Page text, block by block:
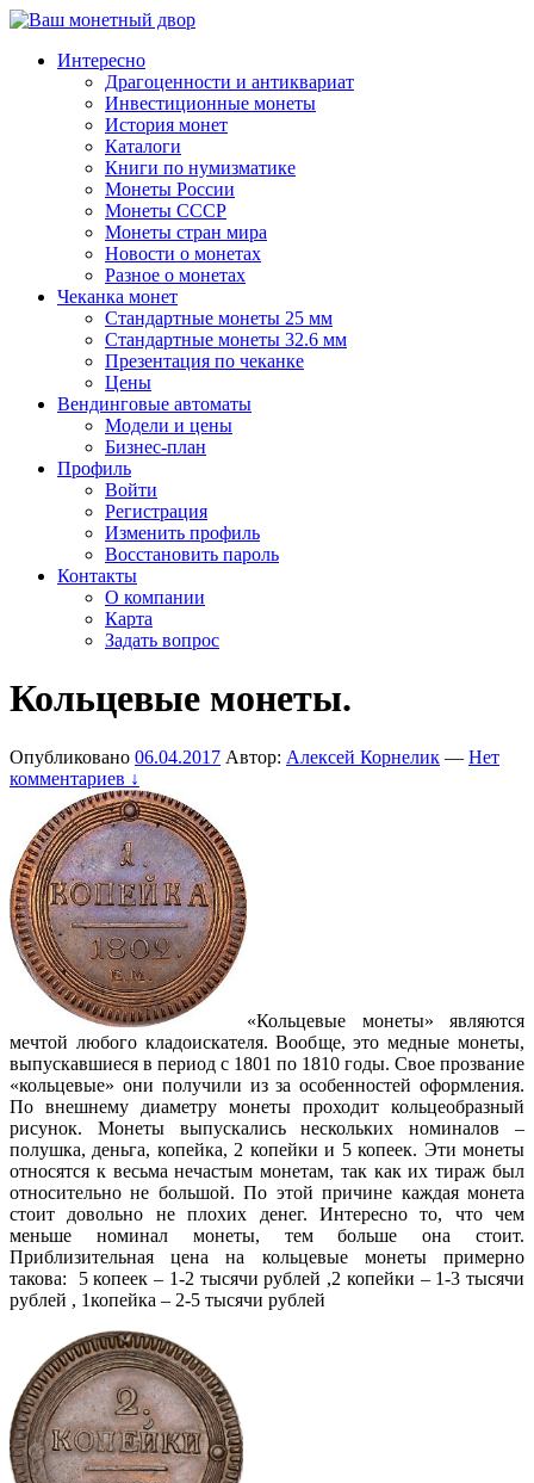
↓
основному
содержимому
Интересно
Драгоценности и антиквариат
Инвестиционные монеты
История монет
Каталоги
Книги по нумизматике
Монеты России
Монеты СССР
Монеты стран мира
Новости о монетах
Разное о монетах
Чеканка монет
Стандартные монеты 25 мм
Стандартные монеты 32.6 мм
Презентация по чеканке
Цены
Вендинговые автоматы
Модели и цены
Бизнес-план
Профиль
Войти
Регистрация
Изменить профиль
Восстановить пароль
Контакты
О компании
Карта
Задать вопрос
Кольцевые монеты.
Опубликовано 06.04.2017 Автор: Алексей Корнелик — Нет
комментариев ↓
«Кольцевые монеты» являются
мечтой любого кладоискателя. Вообще, это медные монеты,
выпускавшиеся в период с 1801 по 1810 годы. Свое прозвание
«кольцевые» они получили из за особенностей оформления.
По внешнему диаметру монеты проходит кольцеобразный
рисунок. Монеты выпускались нескольких номиналов –
полушка, деньга, копейка, 2 копейки и 5 копеек. Эти монеты
относятся к весьма нечастым монетам, так как их тираж был
относительно не большой. По этой причине каждая монета
стоит довольно не плохих денег. Интересно то, что чем
меньше номинал монеты, тем больше она стоит.
Приблизительная цена на кольцевые монеты примерно
такова: 5 копеек – 1-2 тысячи рублей ,2 копейки – 1-3 тысячи
рублей , 1копейка – 2-5 тысячи рублей